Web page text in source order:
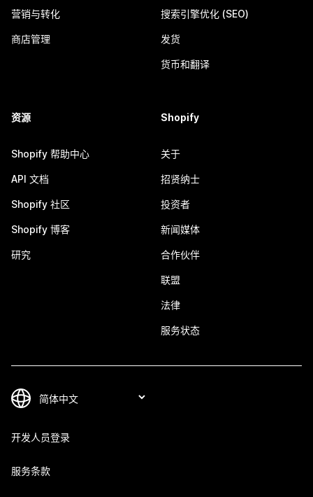
营销与转化
商店管理
搜索引擎优化 (SEO)
发货
货币和翻译
资源
Shopify 帮助中心
API 文档
Shopify 社区
Shopify 博客
研究
Shopify
关于
招贤纳士
投资者
新闻媒体
合作伙伴
联盟
法律
服务状态
开发人员登录
服务条款